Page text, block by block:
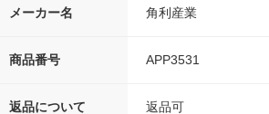
メーカー名 角利産業
商品番号 APP3531
返品について
返品可